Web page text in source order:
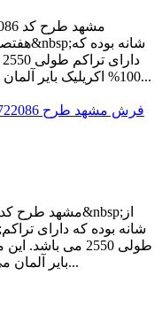
100% اکریلیک بایر آلمان می باشد. برای آگاهی از موجودی قالیچه...
بایر آلمان می باشد. برای آگاهی از موجودی قالیچه و...